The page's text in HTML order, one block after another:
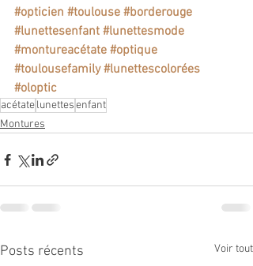
#opticien #toulouse #borderouge
#lunettesenfant #lunettesmode
#montureacétate #optique
#toulousefamily #lunettescolorées
#oloptic
acétatelunettesenfant
Montures
Posts récents Voir tout